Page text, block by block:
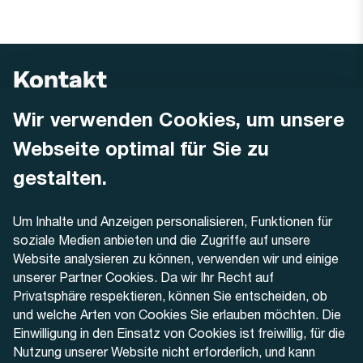
Wir verwenden Cookies, um unsere
Webseite optimal für Sie zu
gestalten.
Um Inhalte und Anzeigen personalisieren, Funktionen für
soziale Medien anbieten und die Zugriffe auf unsere
Website analysieren zu können, verwenden wir und einige
unserer Partner Cookies. Da wir Ihr Recht auf
Privatsphäre respektieren, können Sie entscheiden, ob
und welche Arten von Cookies Sie erlauben möchten. Die
Einwilligung in den Einsatz von Cookies ist freiwillig, für die
Nutzung unserer Website nicht erforderlich, und kann
Kontakt
AREMO
Dornacherstrasse 48
4500 Solothurn
+41 32 622 37 22
Kontaktformular